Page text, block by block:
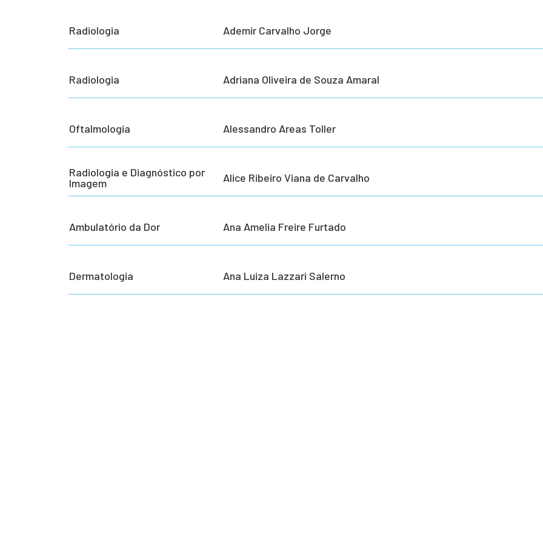
Radiologia Ademir Carvalho Jorge
Radiologia Adriana Oliveira de Souza Amaral
Oftalmologia Alessandro Areas Toller
Radiologia e Diagnóstico por
Imagem
Alice Ribeiro Viana de Carvalho
Ambulatório da Dor Ana Amelia Freire Furtado
Dermatologia Ana Luiza Lazzari Salerno